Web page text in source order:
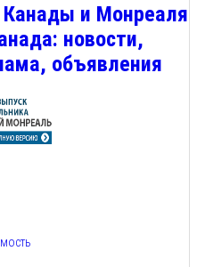
и Монреаля
новости,
объявления